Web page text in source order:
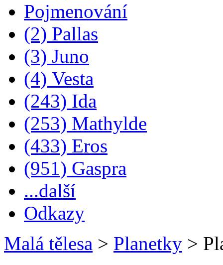
Pojmenování
(2) Pallas
(3) Juno
(4) Vesta
(243) Ida
(253) Mathylde
(433) Eros
(951) Gaspra
...další
Odkazy
Malá tělesa > Planetky >